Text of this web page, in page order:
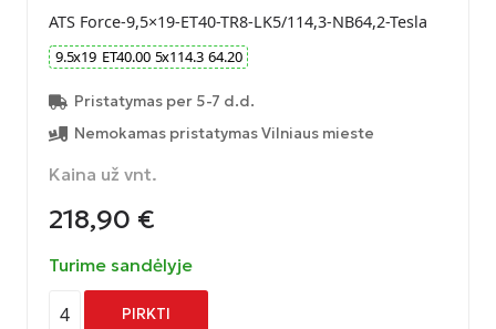
ATS Force-9,5×19-ET40-TR8-LK5/114,3-NB64,2-Tesla
9.5x19 ET40.00 5x114.3 64.20
Pristatymas per 5-7 d.d.
Nemokamas pristatymas Vilniaus mieste
Kaina už vnt.
218,90 €
Turime sandėlyje
4 PIRKTI